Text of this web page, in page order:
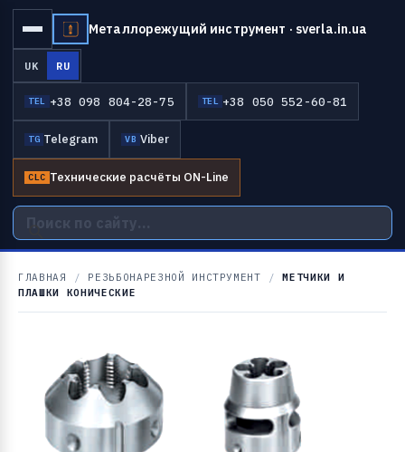
Металлорежущий инструмент · sverla.in.ua
UK RU
TEL +38 098 804-28-75 TEL +38 050 552-60-81
TG Telegram VB Viber
CLC Технические расчёты ON-Line
ГЛАВНАЯ / РЕЗЬБОНАРЕЗНОЙ ИНСТРУМЕНТ /
МЕТЧИКИ И
ПЛАШКИ КОНИЧЕСКИЕ